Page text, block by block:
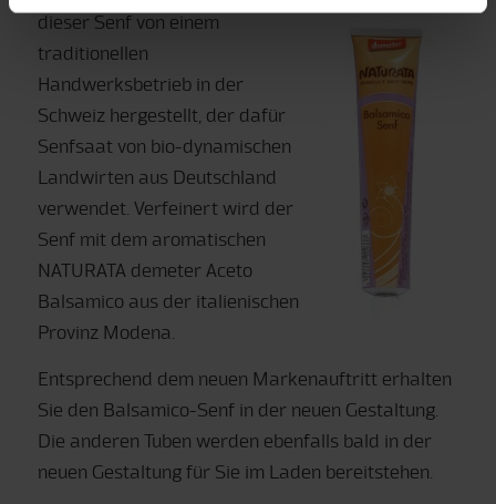
dieser Senf von einem
traditionellen
Handwerksbetrieb in der
Schweiz hergestellt, der dafür
Senfsaat von bio-dynamischen
Landwirten aus Deutschland
verwendet. Verfeinert wird der
Senf mit dem aromatischen
NATURATA demeter Aceto
Balsamico aus der italienischen
Provinz Modena.
Entsprechend dem neuen Markenauftritt erhalten
Sie den Balsamico-Senf in der neuen Gestaltung.
Die anderen Tuben werden ebenfalls bald in der
neuen Gestaltung für Sie im Laden bereitstehen.